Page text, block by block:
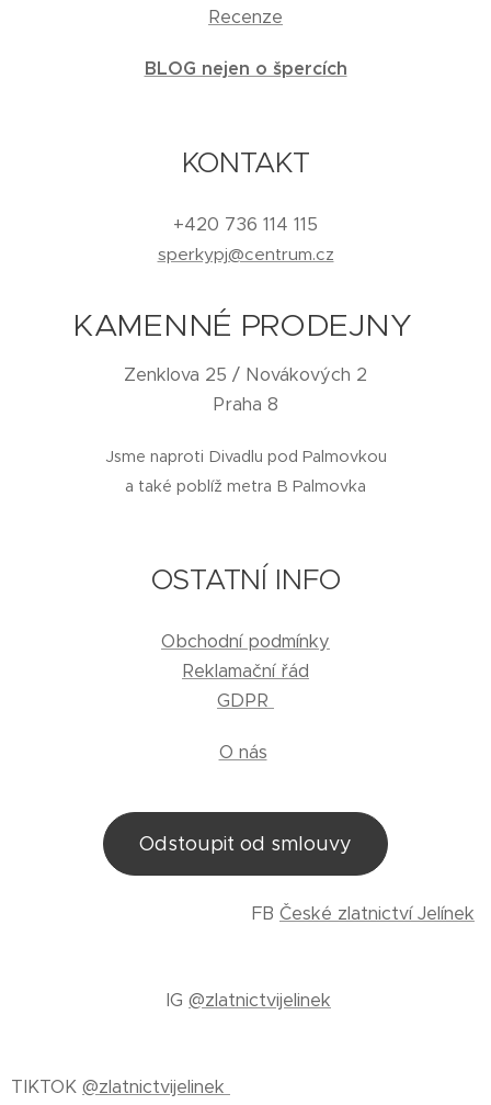
Recenze
BLOG nejen o špercích
KONTAKT
+420 736 114 115
sperkypj@centrum.cz
KAMENNÉ PRODEJNY
Zenklova 25 / Novákových 2
Praha 8
Jsme naproti Divadlu pod Palmovkou
a také poblíž metra B Palmovka
OSTATNÍ INFO
Obchodní podmínky
Reklamační řád
GDPR
O nás
Odstoupit od smlouvy
FB České zlatnictví Jelínek
IG @zlatnictvijelinek
TIKTOK @zlatnictvijelinek